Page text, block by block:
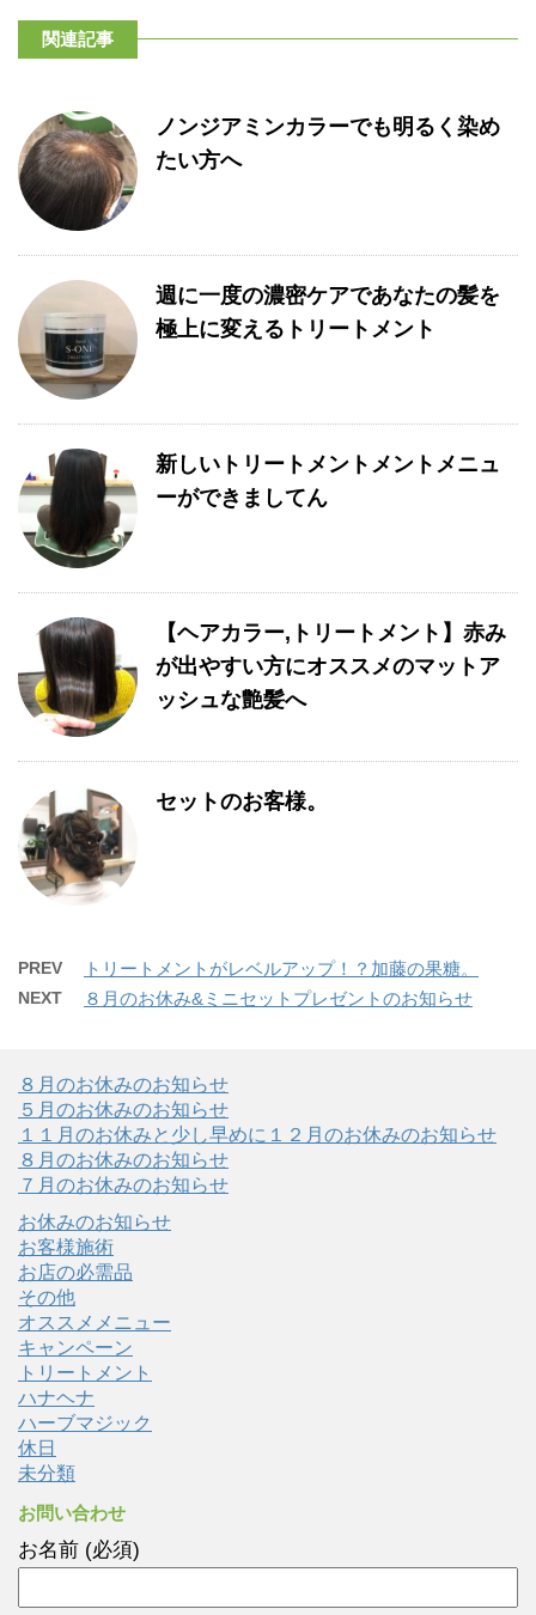
関連記事
ノンジアミンカラーでも明るく染め
たい方へ
週に一度の濃密ケアであなたの髪を
極上に変えるトリートメント
新しいトリートメントメントメニュ
ーができましてん
【ヘアカラー,トリートメント】赤み
が出やすい方にオススメのマットア
ッシュな艶髪へ
セットのお客様。
PREV トリートメントがレベルアップ！？加藤の果糖。
NEXT ８月のお休み&ミニセットプレゼントのお知らせ
８月のお休みのお知らせ
５月のお休みのお知らせ
１１月のお休みと少し早めに１２月のお休みのお知らせ
８月のお休みのお知らせ
７月のお休みのお知らせ
お休みのお知らせ
お客様施術
お店の必需品
その他
オススメメニュー
キャンペーン
トリートメント
ハナヘナ
ハーブマジック
休日
未分類
お問い合わせ
お名前 (必須)